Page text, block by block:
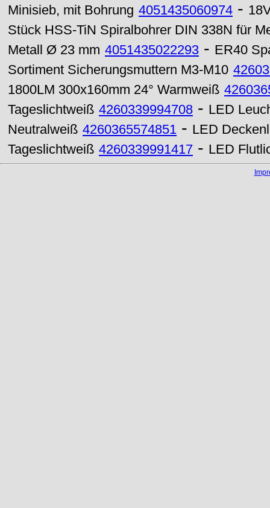
Minisieb, mit Bohrung 4051435060974 -
Stück HSS-TiN Spiralbohrer DIN 338N für
Metall Ø 23 mm 4051435022293 - ER40
Sortiment Sicherungsmuttern M3-M10
1800LM 300x160mm 24° Warmweiß
Tageslichtweiß 4260339994708 - LED
Neutralweiß 4260365574851 - LED
Tageslichtweiß 4260339991417 - LED